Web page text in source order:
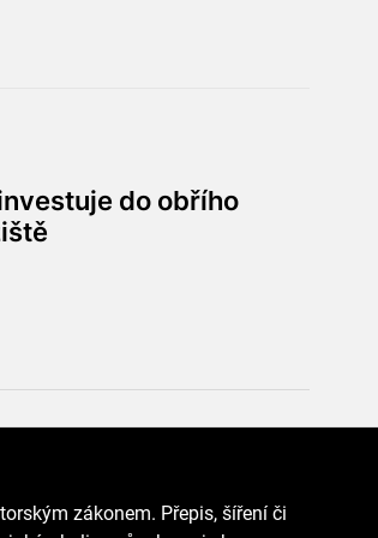
do obřího
zákonem. Přepis, šíření či